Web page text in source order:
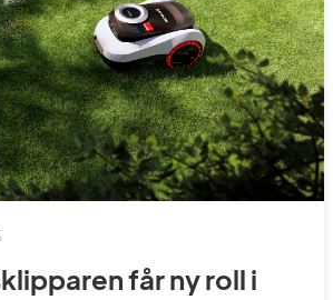
får ny roll i